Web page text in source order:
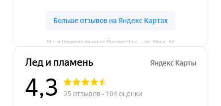
Лёд и Пламень на карте Йошкар‑Олы — ул. Мира, 68